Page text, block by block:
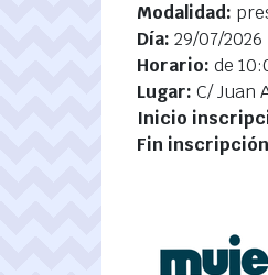
Modalidad:
Día: 29/07/2026
Horario: de
Lugar: C/ Juan
Inicio
Fin